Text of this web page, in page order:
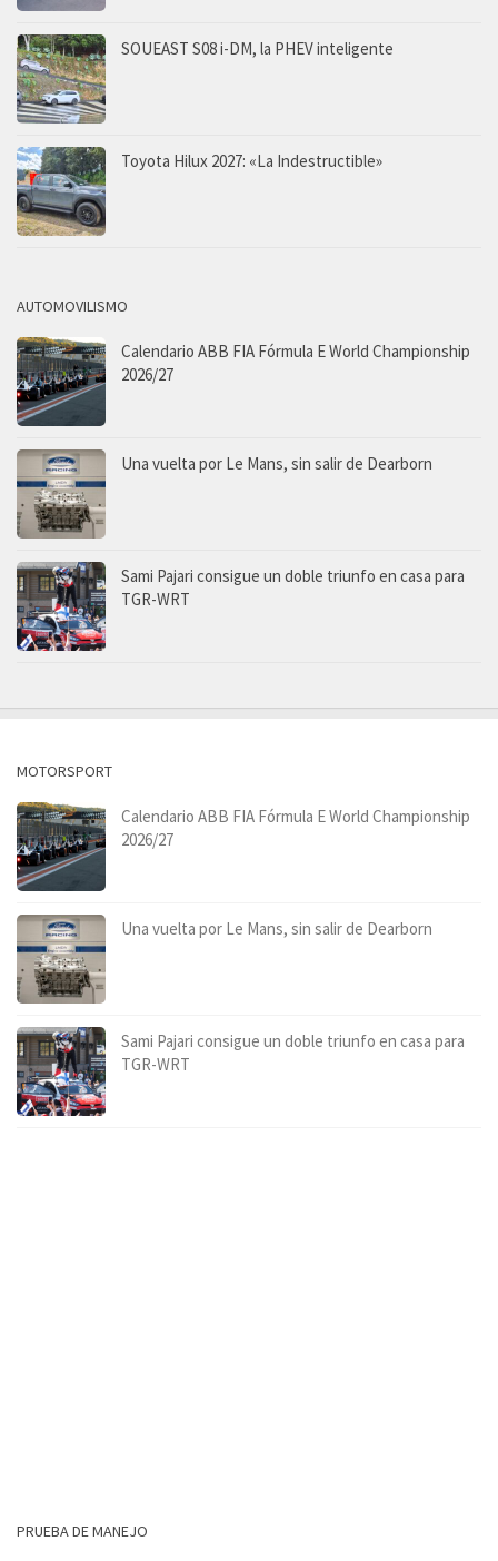
SOUEAST S08 i-DM, la PHEV inteligente
Toyota Hilux 2027: «La Indestructible»
AUTOMOVILISMO
Calendario ABB FIA Fórmula E World Championship
2026/27
Una vuelta por Le Mans, sin salir de Dearborn
Sami Pajari consigue un doble triunfo en casa para
TGR-WRT
MOTORSPORT
Calendario ABB FIA Fórmula E World Championship
2026/27
Una vuelta por Le Mans, sin salir de Dearborn
Sami Pajari consigue un doble triunfo en casa para
TGR-WRT
PRUEBA DE MANEJO